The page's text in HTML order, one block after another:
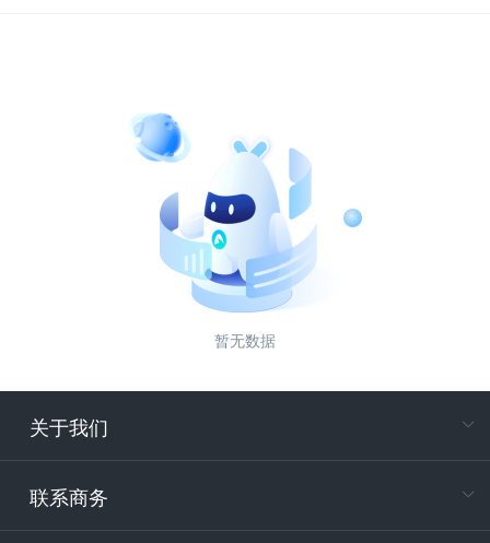
暂无数据
关于我们
联系商务
电